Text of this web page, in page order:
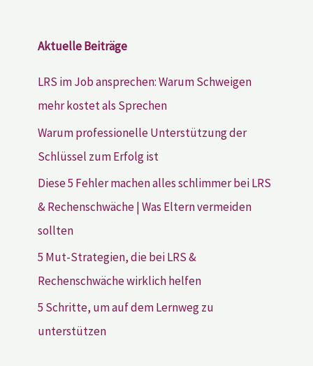
Aktuelle Beiträge
LRS im Job ansprechen: Warum Schweigen
mehr kostet als Sprechen
Warum professionelle Unterstützung der
Schlüssel zum Erfolg ist
Diese 5 Fehler machen alles schlimmer bei LRS
& Rechenschwäche | Was Eltern vermeiden
sollten
5 Mut-Strategien, die bei LRS &
Rechenschwäche wirklich helfen
5 Schritte, um auf dem Lernweg zu
unterstützen